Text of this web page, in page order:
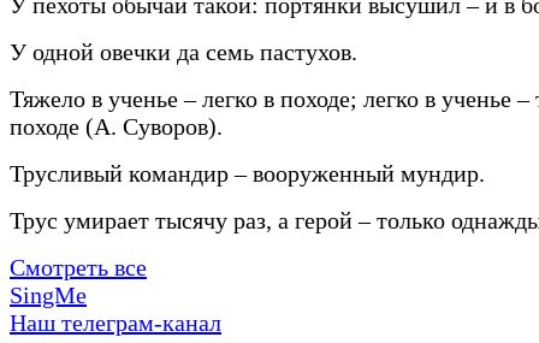
У одной овечки да семь пастухов.
Тяжело в ученье – легко в походе; легко в ученье –
походе (А. Суворов).
Трусливый командир – вооруженный мундир.
Трус умирает тысячу раз, а герой – только
Смотреть все
SingMe
Наш телеграм-канал